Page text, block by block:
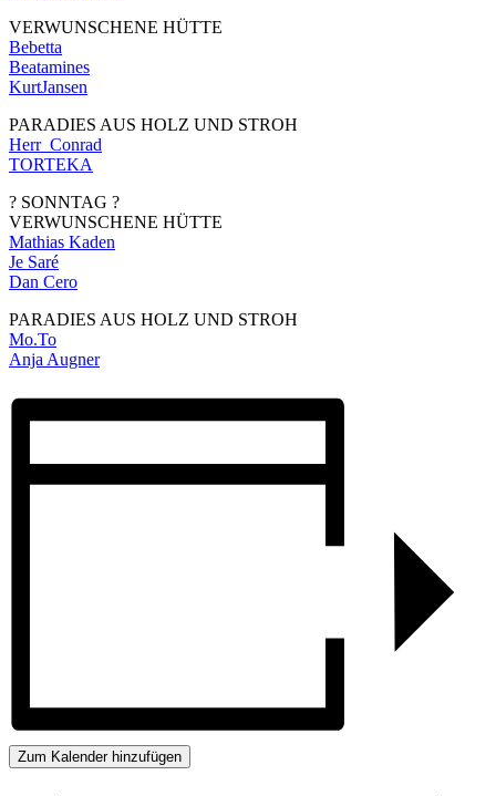
VERWUNSCHENE HÜTTE
Bebetta
Beatamines
KurtJansen
PARADIES AUS HOLZ UND STROH
Herr_Conrad
TORTEKA
? SONNTAG ?
VERWUNSCHENE HÜTTE
Mathias Kaden
Je Saré
Dan Cero
PARADIES AUS HOLZ UND STROH
Mo.To
Anja Augner
Zum Kalender hinzufügen